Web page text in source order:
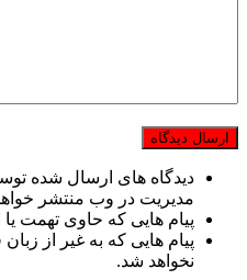
دیدگاه های ارسال شده
مدیریت در وب منتشر
پیام هایی که حاوی تهمت
پیام هایی که به غیر از
نخواهد شد.